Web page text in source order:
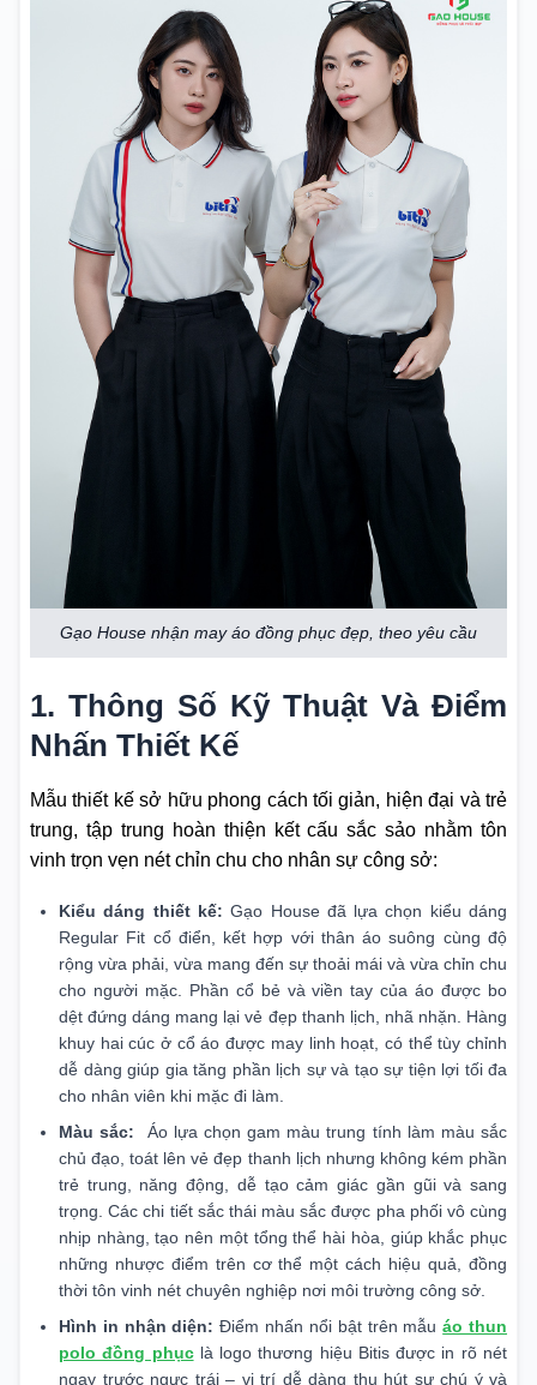
Gạo House nhận may áo đồng phục đẹp, theo yêu cầu
1. Thông Số Kỹ Thuật Và Điểm
Nhấn Thiết Kế
Mẫu thiết kế sở hữu phong cách tối giản, hiện đại và trẻ
trung, tập trung hoàn thiện kết cấu sắc sảo nhằm tôn
vinh trọn vẹn nét chỉn chu cho nhân sự công sở:
Kiểu dáng thiết kế: Gạo House đã lựa chọn kiểu dáng
Regular Fit cổ điển, kết hợp với thân áo suông cùng độ
rộng vừa phải, vừa mang đến sự thoải mái và vừa chỉn chu
cho người mặc. Phần cổ bẻ và viền tay của áo được bo
dệt đứng dáng mang lại vẻ đẹp thanh lịch, nhã nhặn. Hàng
khuy hai cúc ở cổ áo được may linh hoạt, có thể tùy chỉnh
dễ dàng giúp gia tăng phần lịch sự và tạo sự tiện lợi tối đa
cho nhân viên khi mặc đi làm.
Màu sắc:
Áo lựa chọn gam màu trung tính làm màu sắc
chủ đạo, toát lên vẻ đẹp thanh lịch nhưng không kém phần
trẻ trung, năng động, dễ tạo cảm giác gần gũi và sang
trọng. Các chi tiết sắc thái màu sắc được pha phối vô cùng
nhịp nhàng, tạo nên một tổng thể hài hòa, giúp khắc phục
những nhược điểm trên cơ thể một cách hiệu quả, đồng
thời tôn vinh nét chuyên nghiệp nơi môi trường công sở.
Hình in nhận diện: Điểm nhấn nổi bật trên mẫuáo thun
polo đồng phụclà logo thương hiệu Bitis được in rõ nét
ngay trước ngực trái – vị trí dễ dàng thu hút sự chú ý và